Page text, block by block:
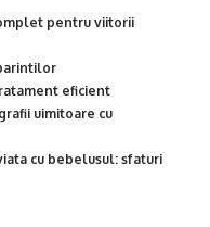
pentru viitorii
eficient
uimitoare cu
cu bebelusul: sfaturi